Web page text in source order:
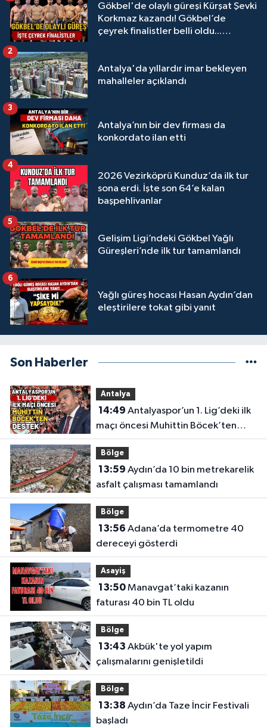
Gökbel'de olaylı güreşi Kürşat Şevki
Korkmaz kazandı! Gökbel’de
çeyrek finalistler belli oldu...
Antalya'da yıllardır imar bekleyen
mahalleler açıklandı
2
Antalya’nın bir dev firması da
konkordato ilan etti
3
2026 Vezirköprü Kunduz’da ilk tur
sona erdi. İşte son 64’e kalan
başpehlivanlar
4
Gelişim Ligi’ndeki Gökbel Yağlı
Güreşleri’nde ilk tur tamamlandı
5
Yağlı güreş hocası Hasan Aydın’dan
eleştirilere tokat gibi yanıt
6
Son Haberler
Antalya
14:49
maçı öncesi Muhittin Böcek’ten
destek
Bölge
13:59
asfalt çalışması tamamlandı
Bölge
13:56
dereceyi gösterdi
Asayiş
13:50Manavgat’taki kazanın
faturası 40 bin TL oldu
Bölge
13:43
çalışmalarını genişletildi
Bölge
13:38
başladı